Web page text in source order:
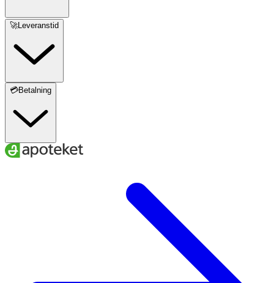
🚀Leveranstid
💳Betalning